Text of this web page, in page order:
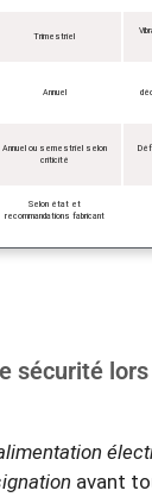
Trimestriel
Annuel
Annuel ou semestriel selon
criticité
Selon état et
recommandations fabricant
sécurité
avant